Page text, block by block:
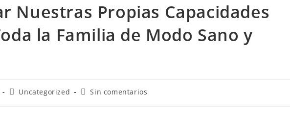
Nuestras Propias Capacidades
la Familia de Modo Sano y
Uncategorized Sin comentarios